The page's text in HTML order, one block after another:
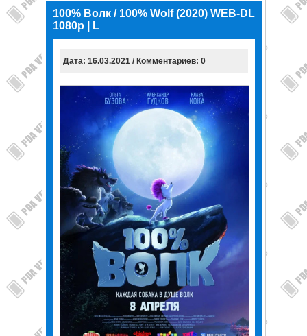
100% Волк / 100% Wolf (2020) WEB-DL
1080p | L
Дата: 16.03.2021 / Комментариев: 0